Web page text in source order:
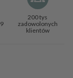
200 tys
zadowolonych
klientów